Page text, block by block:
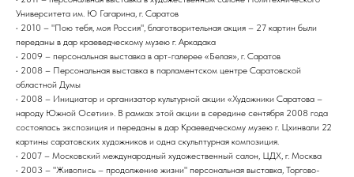
Университета им. Ю Гагарина, г. Саратов
• 2010 – "Пою тебя, моя Россия", благотворительная акция – 27 картин были
переданы в дар краеведческому музею г. Аркадака
• 2009 – персональная выставка в арт-галерее «Белая», г. Саратов
• 2008 – Персональная выставка в парламентском центре Саратовской
областной Думы
• 2008 – Инициатор и организатор культурной акции «Художники Саратова –
народу Южной Осетии». В рамках этой акции в середине сентября 2008 года
состоялась экспозиция и переданы в дар Краеведческому музею г. Цхинвали 22
картины саратовских художников и одна скульптурная композиция.
• 2007 – Московский международный художественный салон, ЦДХ, г. Москва
• 2003 – "Живопись – продолжение жизни" персональная выставка, Торгово-